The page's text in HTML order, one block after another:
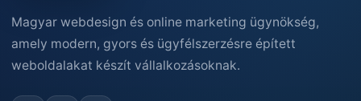
Magyar webdesign és online marketing ügynökség,
amely modern, gyors és ügyfélszerzésre épített
weboldalakat készít vállalkozásoknak.